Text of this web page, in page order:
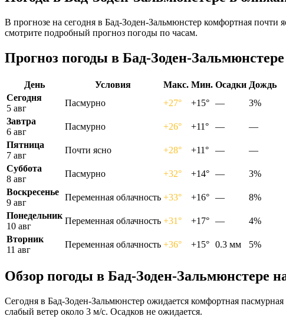
В прогнозе на сегодня в Бад-Зоден-Зальмюнстер комфортная
смотрите подробный прогноз погоды по часам.
Прогноз погоды в Бад-Зоден-
День Условия Макс. Мин. Осадки Дождь
Сегодня
5 авг
Пасмурно +27° +15° —
3%
Завтра
6 авг
Пасмурно +26° +11° —
—
Пятница
7 авг
Почти ясно +28° +11° —
—
Суббота
8 авг
Пасмурно +32° +14° —
3%
Воскресенье
9 авг
Переменная облачность +33° +16° —
8%
Понедельник
10 авг
Переменная облачность +31° +17° —
4%
Вторник
11 авг
Переменная облачность +36° +15° 0.3 мм 5%
Обзор погоды в Бад-Зоден-Зальмюнстере
Сегодня в Бад-Зоден-Зальмюнстер ожидается комфортная
слабый ветер около 3 м/с. Осадков не ожидается.